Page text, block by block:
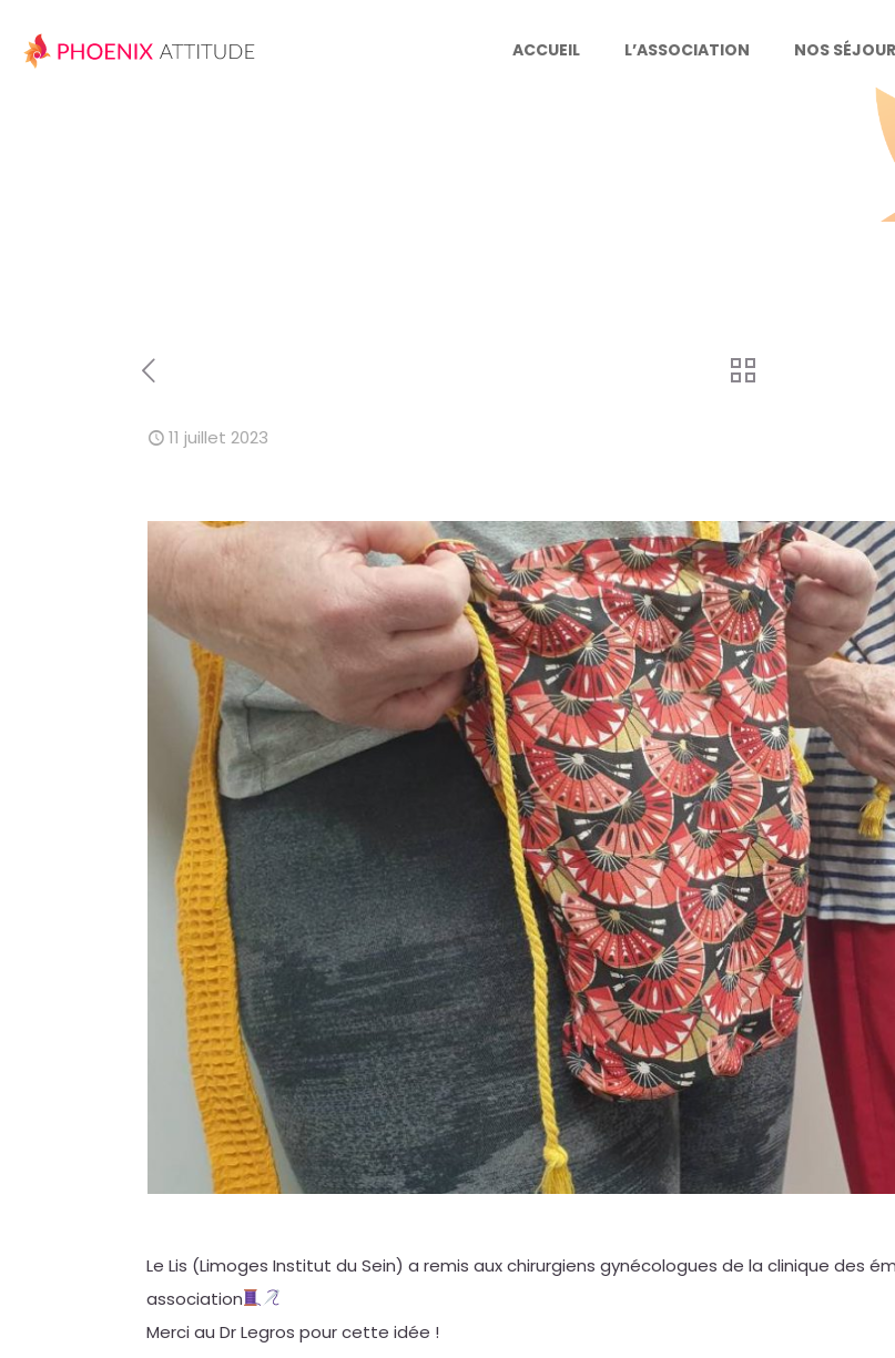
ACCUEIL L’ASSOCIATION NOS
11 juillet 2023
Le Lis (Limoges Institut du Sein) a remis aux chirurgiens gynécologues de la clinique des
association
Merci au Dr Legros pour cette idée !